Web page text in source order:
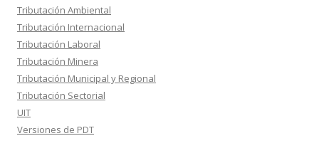
Tributación Ambiental
Tributación Internacional
Tributación Laboral
Tributación Minera
Tributación Municipal y Regional
Tributación Sectorial
UIT
Versiones de PDT